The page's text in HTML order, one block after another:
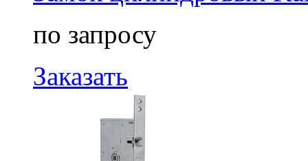
по запросу
Заказать